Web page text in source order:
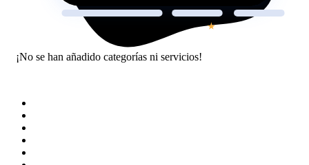
¡No se han añadido categorías ni servicios!